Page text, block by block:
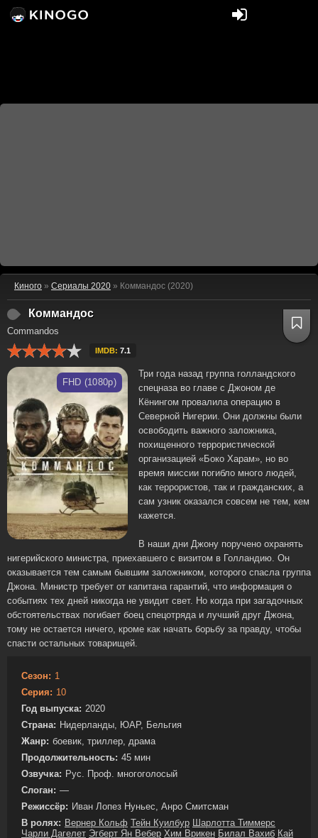
Киного » Сериалы 2020 » Коммандос (2020)
Коммандос
Commandos
IMDB: 7.1
FHD (1080p)
Три года назад группа голландского
спецназа во главе с Джоном де
Кёнингом провалила операцию в
Северной Нигерии. Они должны были
освободить важного заложника,
похищенного террористической
организацией «Боко Харам», но во
время миссии погибло много людей,
как террористов, так и гражданских, а
сам узник оказался совсем не тем, кем
кажется.
В наши дни Джону поручено охранять
нигерийского министра, приехавшего с визитом в Голландию. Он
оказывается тем самым бывшим заложником, которого спасла группа
Джона. Министр требует от капитана гарантий, что информация о
событиях тех дней никогда не увидит свет. Но когда при загадочных
обстоятельствах погибает боец спецотряда и лучший друг Джона,
тому не остается ничего, кроме как начать борьбу за правду, чтобы
спасти остальных товарищей.
Сезон: 1
Серия: 10
Год выпуска: 2020
Страна: Нидерланды, ЮАР, Бельгия
Жанр: боевик, триллер, драма
Продолжительность: 45 мин
Озвучка: Рус. Проф. многоголосый
Слоган: —
Режиссёр: Иван Лопез Нуньес, Анро Смитсман
В ролях: Вернер Кольф Тейн Куилбур Шарлотта Тиммерс
Чарли Дагелет Эгберт Ян Вебер Хим Врикен Билал Вахиб Кай